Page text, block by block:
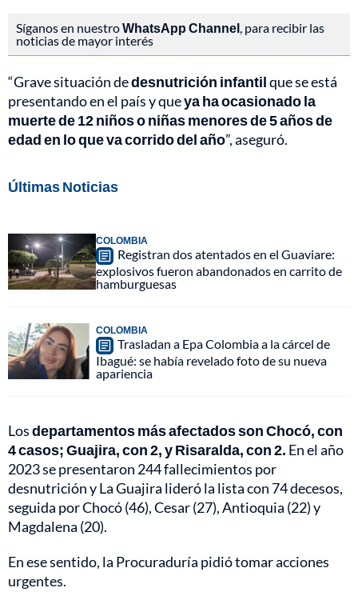
Síganos en nuestroWhatsApp Channel , para recibir las
noticias de mayor interés
“Grave situación dedesnutrición infantilque se está
presentando en el país y queya ha ocasionado la
muerte de 12 niños o niñas menores de 5 años de
edad en lo que va corrido del año”, aseguró.
Últimas Noticias
COLOMBIA
Registran dos atentados en el Guaviare:
explosivos fueron abandonados en carrito de
hamburguesas
COLOMBIA
Trasladan a Epa Colombia a la cárcel de
Ibagué: se había revelado foto de su nueva
apariencia
Losdepartamentos más afectados son Chocó, con
4 casos; Guajira, con 2, y Risaralda, con 2. En el año
2023 se presentaron 244 fallecimientos por
desnutrición y La Guajira lideró la lista con 74 decesos,
seguida por Chocó (46), Cesar (27), Antioquia (22) y
Magdalena (20).
En ese sentido, la Procuraduría pidió tomar acciones
urgentes.